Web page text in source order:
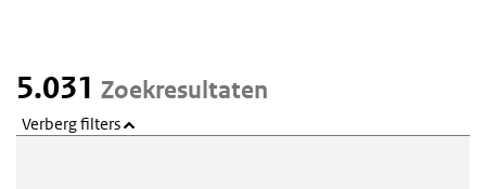
5.031 Zoekresultaten
Verberg filters